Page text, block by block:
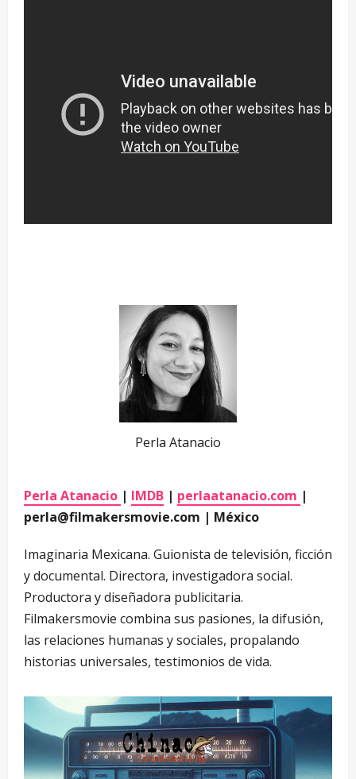
Perla Atanacio
Perla Atanacio | IMDB | perlaatanacio.com |
perla@filmakersmovie.com | México
Imaginaria Mexicana. Guionista de televisión, ficción
y documental. Directora, investigadora social.
Productora y diseñadora publicitaria.
Filmakersmovie combina sus pasiones, la difusión,
las relaciones humanas y sociales, propalando
historias universales, testimonios de vida.